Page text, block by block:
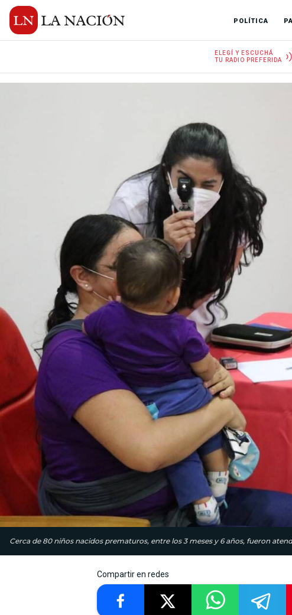
POLÍTICA
ELEGÍ Y ESCUCHÁ
TU RADIO PREFERIDA
Cerca de 80 niños nacidos prematuros, entre los 3 meses y 6 años, fueron
Compartir en redes